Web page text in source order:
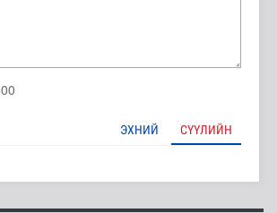
ЭХНИЙ СҮҮЛИЙН